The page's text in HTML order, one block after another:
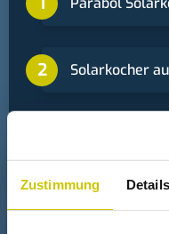
Zustimmung Details
Solarkocher